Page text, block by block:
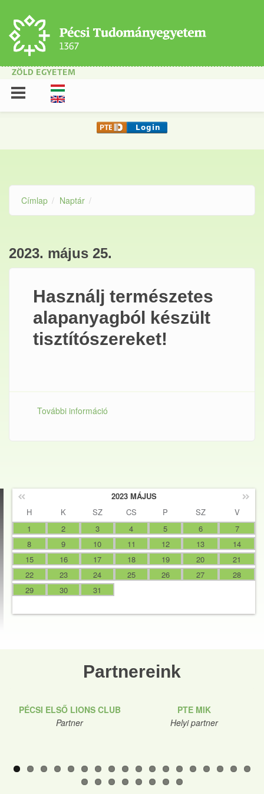
ZÖLD EGYETEM
Címlap Naptár
2023. május 25.
Használj természetes
alapanyagból készült
tisztítószereket!
További információ
H K SZ CS P SZ
V
1
2 3 4 5 6
7
8
9 10 11 12 13
14
15
16 17 18 19 20
21
22
23 24 25 26 27
28
29
30 31
2023 MÁJUS
Partnereink
PÉCSI ELSŐ LIONS CLUB
Partner
PTE MIK
Helyi partner